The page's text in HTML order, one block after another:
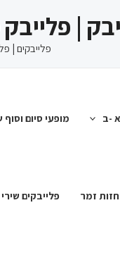
|
פלייבקים |
-ב מופעי סיום וסוף
זמר פלייבקים שירי